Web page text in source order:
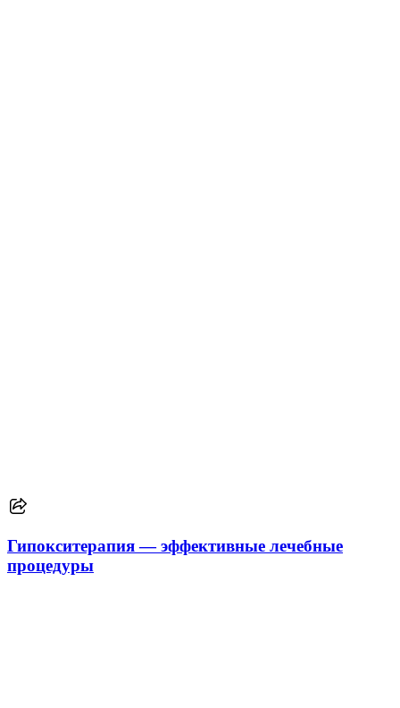
Гипокситерапия — эффективные лечебные
процедуры